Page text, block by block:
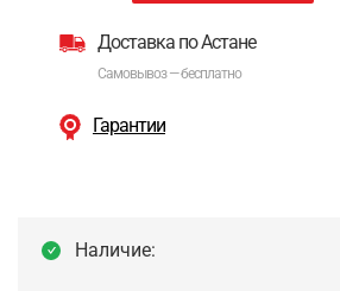
Доставка по Астане
Самовывоз — бесплатно
Гарантии
Наличие: